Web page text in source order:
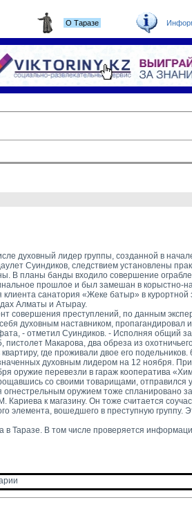
О Таразе
духовный лидер группы, созданной в
Суиндиков, следствием установлены
В планы банды входило совершение
прошлое и был замешан в корыстно-
санатория «Жеке батыр» в
Алматы и Атырау.
совершения преступлений, по данным
духовным наставником,
- отметил Суиндиков. - Исполняя общий
Макарова, два обреза из
где проживали двое его
духовным лидером на 12 ноября.
оружие перевезли в гараж кооператива
со своими товарищами, отправился
оружием тоже спланировано
к магазину. Он тоже считается
элемента, вошедшего в преступную группу.
в Таразе. В том числе проверяется